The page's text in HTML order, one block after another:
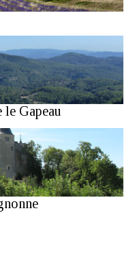
Gapeau